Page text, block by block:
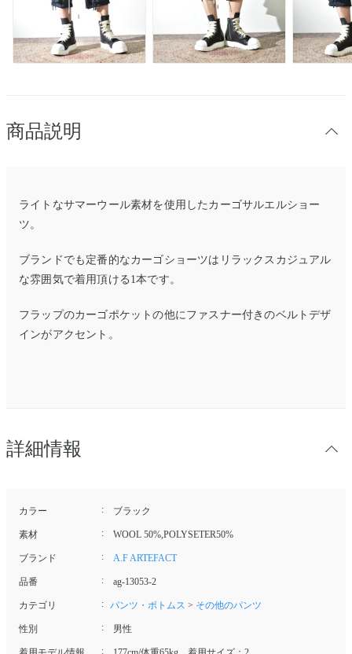
商品説明
ライトなサマーウール素材を使用したカーゴサルエルショー
ツ。
ブランドでも定番的なカーゴショーツはリラックスカジュアル
な雰囲気で着用頂ける1本です。
フラップのカーゴポケットの他にファスナー付きのベルトデザ
インがアクセント。
詳細情報
カラー ブラック
素材 WOOL 50%,POLYSETER50%
ブランド A.F ARTEFACT
品番 ag-13053-2
カテゴリ パンツ・ボトムス > その他のパンツ
性別 男性